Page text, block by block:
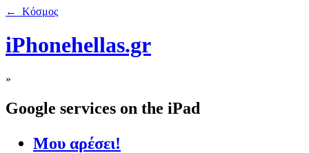
← Κόσμος
iPhonehellas.gr
»
Google services on the iPad
Μου αρέσει!